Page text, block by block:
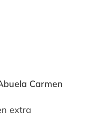
Carmen
extra